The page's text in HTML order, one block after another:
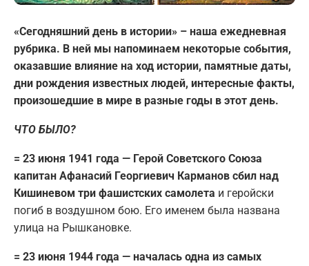
«Сегодняшний день в истории» – наша ежедневная
рубрика. В ней мы напоминаем некоторые события,
оказавшие влияние на ход истории, памятные даты,
дни рождения известных людей, интересные факты,
произошедшие в мире в разные годы в этот день.
ЧТО БЫЛО?
= 23 июня 1941 года — Герой Советского Союза
капитан Афанасий Георгиевич Карманов сбил над
Кишиневом три фашистских самолета и геройски
погиб в воздушном бою. Его именем была названа
улица на Рышкановке.
= 23 июня 1944 года — началась одна из самых